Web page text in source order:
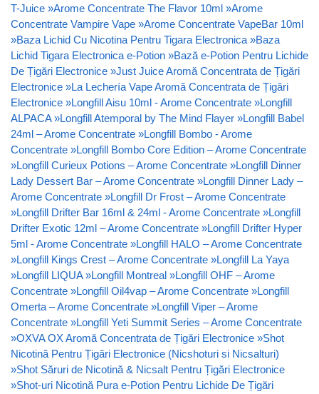
T-Juice »Arome Concentrate The Flavor 10ml »Arome
Concentrate Vampire Vape »Arome Concentrate VapeBar 10ml
»Baza Lichid Cu Nicotina Pentru Tigara Electronica »Baza
Lichid Tigara Electronica e-Potion »Bază e-Potion Pentru Lichide
De Țigări Electronice »Just Juice Aromă Concentrata de Țigări
Electronice »La Lechería Vape Aromă Concentrata de Țigări
Electronice »Longfill Aisu 10ml - Arome Concentrate »Longfill
ALPACA »Longfill Atemporal by The Mind Flayer »Longfill Babel
24ml – Arome Concentrate »Longfill Bombo - Arome
Concentrate »Longfill Bombo Core Edition – Arome Concentrate
»Longfill Curieux Potions – Arome Concentrate »Longfill Dinner
Lady Dessert Bar – Arome Concentrate »Longfill Dinner Lady –
Arome Concentrate »Longfill Dr Frost – Arome Concentrate
»Longfill Drifter Bar 16ml & 24ml - Arome Concentrate »Longfill
Drifter Exotic 12ml – Arome Concentrate »Longfill Drifter Hyper
5ml - Arome Concentrate »Longfill HALO – Arome Concentrate
»Longfill Kings Crest – Arome Concentrate »Longfill La Yaya
»Longfill LIQUA »Longfill Montreal »Longfill OHF – Arome
Concentrate »Longfill Oil4vap – Arome Concentrate »Longfill
Omerta – Arome Concentrate »Longfill Viper – Arome
Concentrate »Longfill Yeti Summit Series – Arome Concentrate
»OXVA OX Aromă Concentrata de Țigări Electronice »Shot
Nicotină Pentru Țigări Electronice (Nicshoturi si Nicsalturi)
»Shot Săruri de Nicotină & Nicsalt Pentru Țigări Electronice
»Shot-uri Nicotină Pura e-Potion Pentru Lichide De Țigări